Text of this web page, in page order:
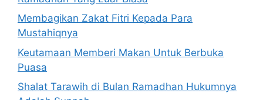
Membagikan Zakat Fitri Kepada Para
Mustahiqnya
Keutamaan Memberi Makan Untuk Berbuka
Puasa
Shalat Tarawih di Bulan Ramadhan Hukumnya